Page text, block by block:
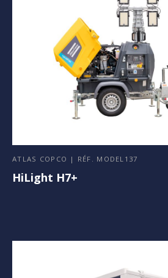
ATLAS COPCO | RÉF. MODEL137
HiLight H7+